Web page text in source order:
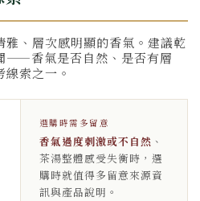
雅、層次感明顯的香氣。建議乾
——香氣是否自然、是否有層
索之一。
選購時需多留意
香氣過度刺激或不自然 、
茶湯整體感受失衡時，選
購時就值得多留意來源資
訊與產品說明。